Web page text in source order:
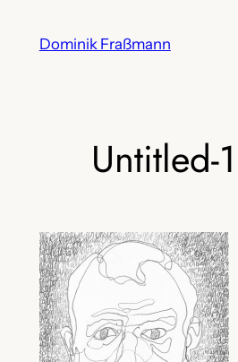
InhaltDominik Fraßmann
Untitled-